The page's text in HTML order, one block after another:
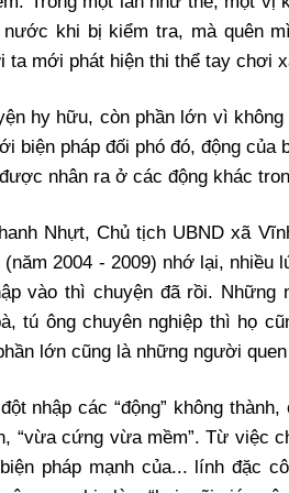
nước khi bị kiểm tra, mà quên
ta mới phát hiện thi thể tay chơi
hy hữu, còn phần lớn vì
biện pháp đối phó đó, động của
nhân ra ở các động khác
Nhựt, Chủ tịch UBND xã
(năm 2004 - 2009) nhớ lại,
vào thì chuyện đã rồi. Những
tú ông chuyên nghiệp thì họ
lớn cũng là những người
nhập các “động” không
“vừa cứng vừa mềm”. Từ việc
pháp mạnh của... lính đặc